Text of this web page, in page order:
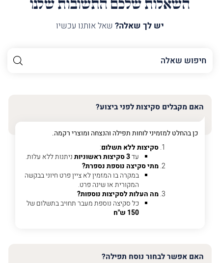
השאלות שלכם התשובות שלנו
יש לך שאלה? שאל אותנו עכשיו
השם
שלך
טלפון (חובה)
האם מקבלים סקיצות לפני ביצוע?
כן בהחלט למזמיני לוחות תפילה והנצחה ומוצרי רקמה.
סקיצות ללא תשלום:
עד3 סקיצות ראשוניות
ניתנות ללא עלות.
מתי סקיצה נוספת נספרת?
במקרה בו המזמין לא ציין פרט חיוני בבקשה
המקורית או שינה פרט.
מה העלות לסקיצות נוספות?
כל סקיצה נוספת מעבר תחויב בתשלום של
150 ש"ח
האם אפשר לבחור נוסח תפילה?